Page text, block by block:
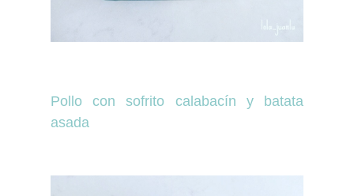
Pollo con sofrito calabacín y batata
asada